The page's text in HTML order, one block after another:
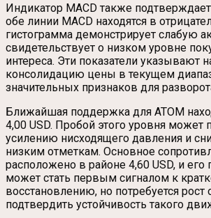
Индикатор MACD также
обе линии MACD находятся в
гистограмма демонстрирует слабую
свидетельствует о низком уровне
интереса. Эти показатели указывают
консолидацию цены в текущем
значительных признаков для
Ближайшая поддержка для ATOM
4,00 USD. Пробой этого уровня может
усилению нисходящего давления и
низким отметкам. Основное
расположено в районе 4,60 USD, и его
может стать первым сигналом к
восстановлению, но потребуется
подтвердить устойчивость такого